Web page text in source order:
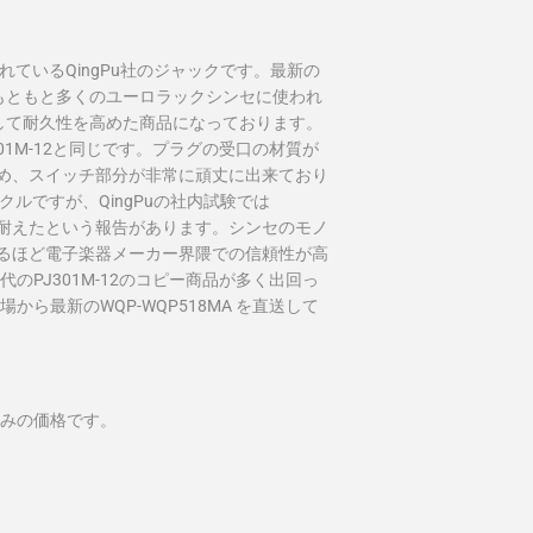
ているQingPu社のジャックです。最新の
ともと多くのユーロラックシンセに使われ
耐久性を高めた商品になっております。
12と同じです。プラグの受口の材質が
スイッチ部分が非常に頑丈に出来ており
ルですが、 QingPuの社内試験では
えたという報告があります。シンセのモノ
ほど電子楽器メーカー界隈での信頼性が高
のPJ301M-12のコピー商品が多く出回っ
から最新のWQP-WQP518MA を直送して
の価格です。